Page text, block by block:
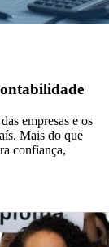
empresas e os
Mais do que
confiança,